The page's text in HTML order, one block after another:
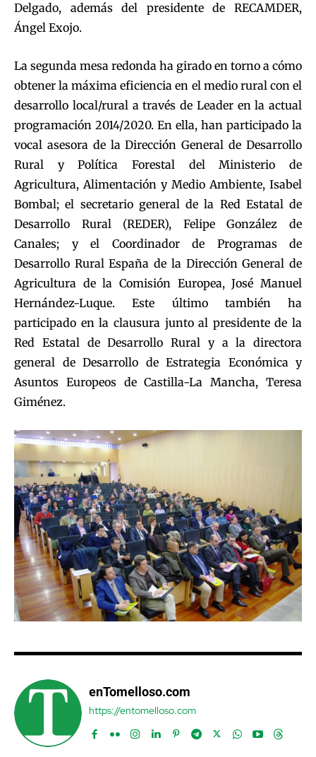
Delgado, además del presidente de RECAMDER,
Ángel Exojo.
La segunda mesa redonda ha girado en torno a cómo
obtener la máxima eficiencia en el medio rural con el
desarrollo local/rural a través de Leader en la actual
programación 2014/2020. En ella, han participado la
vocal asesora de la Dirección General de Desarrollo
Rural y Política Forestal del Ministerio de
Agricultura, Alimentación y Medio Ambiente, Isabel
Bombal; el secretario general de la Red Estatal de
Desarrollo Rural (REDER), Felipe González de
Canales; y el Coordinador de Programas de
Desarrollo Rural España de la Dirección General de
Agricultura de la Comisión Europea, José Manuel
Hernández-Luque. Este último también ha
participado en la clausura junto al presidente de la
Red Estatal de Desarrollo Rural y a la directora
general de Desarrollo de Estrategia Económica y
Asuntos Europeos de Castilla-La Mancha, Teresa
Giménez.
enTomelloso.com
https://entomelloso.com